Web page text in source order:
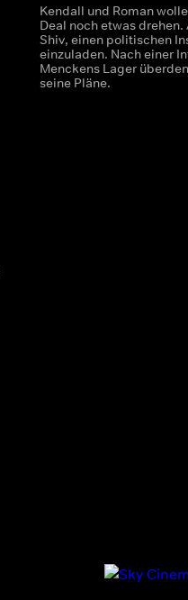
Kendall und Roman
Deal noch etwas
Shiv, einen politischen
einzuladen. Nach einer
Menckens Lager
seine Pläne.